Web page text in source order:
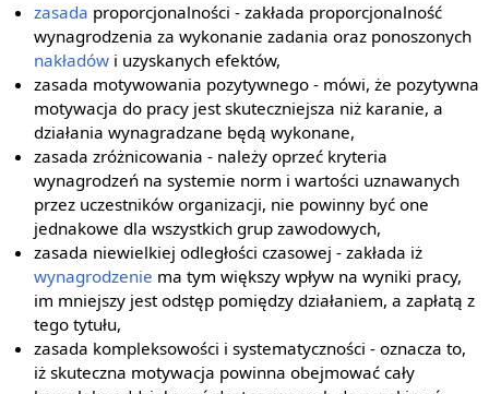
zasada proporcjonalności - zakłada proporcjonalność
wynagrodzenia za wykonanie zadania oraz ponoszonych
nakładów i uzyskanych efektów,
zasada motywowania pozytywnego - mówi, że pozytywna
motywacja do pracy jest skuteczniejsza niż karanie, a
działania wynagradzane będą wykonane,
zasada zróżnicowania - należy oprzeć kryteria
wynagrodzeń na systemie norm i wartości uznawanych
przez uczestników organizacji, nie powinny być one
jednakowe dla wszystkich grup zawodowych,
zasada niewielkiej odległości czasowej - zakłada iż
wynagrodzenie ma tym większy wpływ na wyniki pracy,
im mniejszy jest odstęp pomiędzy działaniem, a zapłatą z
tego tytułu,
zasada kompleksowości i systematyczności - oznacza to,
iż skuteczna motywacja powinna obejmować cały